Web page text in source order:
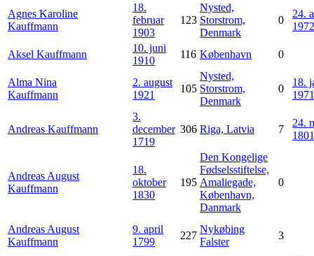
Agnes Karoline
Kauffmann
18.
februar
1903
123
Nysted,
Storstrom,
Denmark
0
24.
1972
Aksel Kauffmann
10. juni
1910
116 København 0
Alma Nina
Kauffmann
2. august
1921
105
Nysted,
Storstrom,
Denmark
0
18.
1971
Andreas Kauffmann
3.
december
1719
306 Riga, Latvia 7
24.
1801
Andreas August
Kauffmann
18.
oktober
1830
195
Den Kongelige
Fødselsstiftelse,
Amaliegade,
København,
Danmark
0
Andreas August
Kauffmann
9. april
1799
227
Nykøbing
Falster
3